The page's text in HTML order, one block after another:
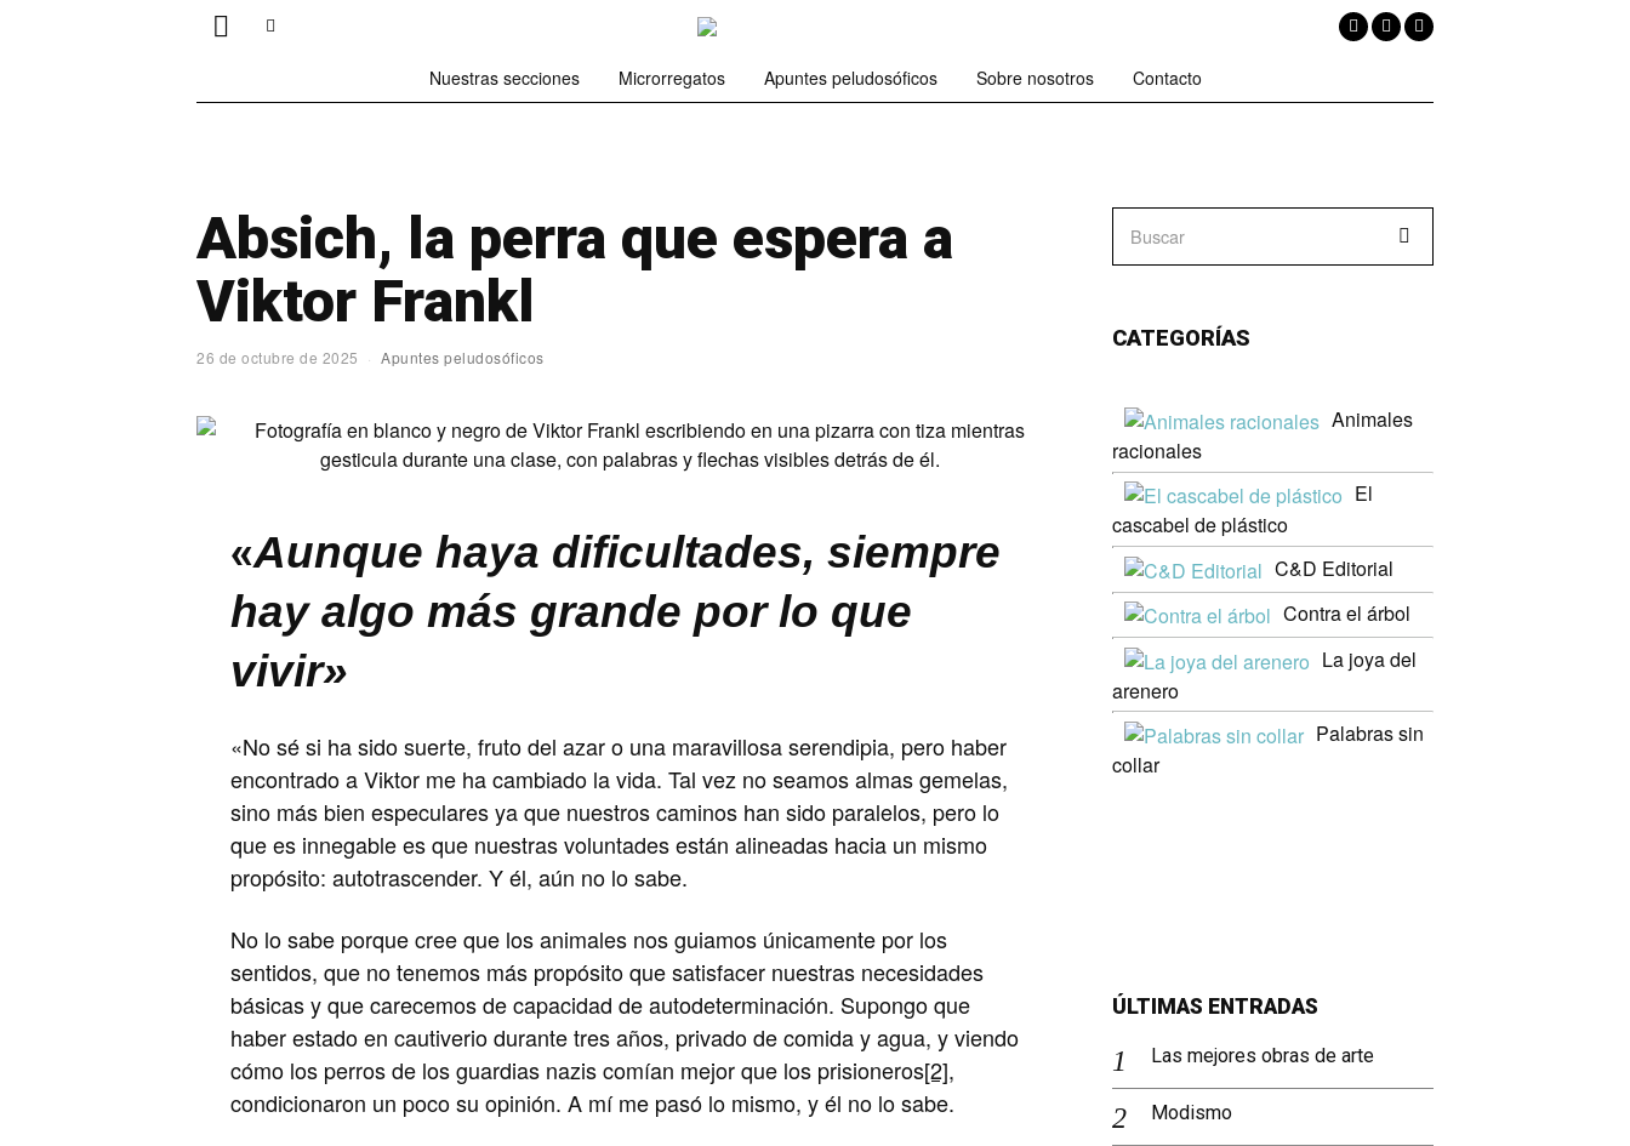
Nuestras secciones Microrregatos Apuntes peludosóficos Sobre nosotros Contacto
Absich, la perra que espera a
Viktor Frankl
26 de octubre de 2025 Apuntes peludosóficos
«Aunque haya dificultades, siempre
hay algo más grande por lo que
vivir»
«No sé si ha sido suerte, fruto del azar o una maravillosa serendipia, pero haber
encontrado a Viktor me ha cambiado la vida. Tal vez no seamos almas gemelas,
sino más bien especulares ya que nuestros caminos han sido paralelos, pero lo
que es innegable es que nuestras voluntades están alineadas hacia un mismo
propósito: autotrascender. Y él, aún no lo sabe.
No lo sabe porque cree que los animales nos guiamos únicamente por los
sentidos, que no tenemos más propósito que satisfacer nuestras necesidades
básicas y que carecemos de capacidad de autodeterminación. Supongo que
haber estado en cautiverio durante tres años, privado de comida y agua, y viendo
cómo los perros de los guardias nazis comían mejor que los prisioneros[2],
condicionaron un poco su opinión. A mí me pasó lo mismo, y él no lo sabe.
CATEGORÍAS
Animales
racionales
El
cascabel de plástico
C&D Editorial
Contra el árbol
La joya del
arenero
Palabras sin
collar
ÚLTIMAS ENTRADAS
Las mejores obras de arte
Modismo